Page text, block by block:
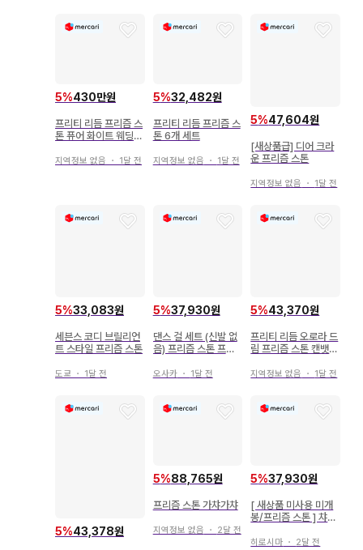
5%430만원
프리티 리듬 프리즘 스
톤 퓨어 화이트 웨딩
지역정보 없음 ・ 1달 전
5%32,482원
프리티 리듬 프리즘 스
톤 6개 세트
지역정보 없음 ・ 1달 전
5%47,604원
[새상품급] 디어 크라
운 프리즘 스톤
지역정보 없음 ・ 1달 전
5%33,083원
세븐스 코디 브릴리언
트 스타일 프리즘 스톤
도쿄 ・ 1달 전
5%37,930원
댄스 걸 세트 (신발 없
음) 프리즘 스톤 프리
오사카・ 1달 전
5%43,370원
프리티 리듬 오로라 드
림 프리즘 스톤 캔뱃지
지역정보 없음 ・ 1달 전
5%43,378원
5%88,765원
프리즘 스톤 가챠가챠
지역정보 없음 ・ 2달 전
5%37,930원
[ 새상품 미사용 미개
봉/프리즘 스톤 ] 챠오
히로시마 ・ 2달 전